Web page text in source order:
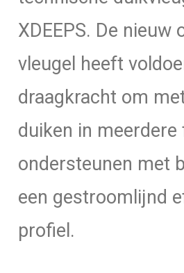
XDEEPS. De nieuw
vleugel heeft
draagkracht om
duiken in meerdere
ondersteunen met
een gestroomlijnd
profiel.